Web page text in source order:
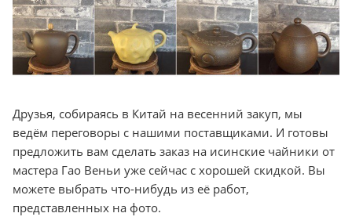
Друзья, собираясь в Китай на весенний закуп, мы
ведём переговоры с нашими поставщиками. И готовы
предложить вам сделать заказ на исинские чайники от
мастера Гао Веньи уже сейчас с хорошей скидкой. Вы
можете выбрать что-нибудь из её работ,
представленных на фото.